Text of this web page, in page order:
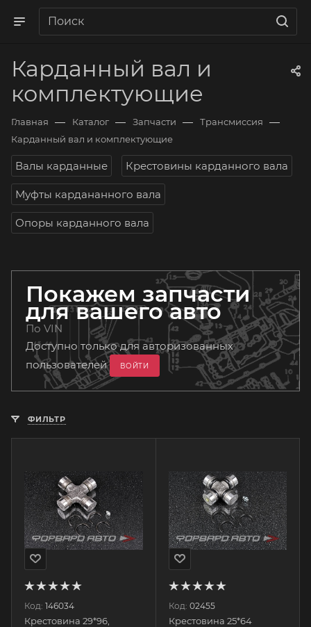
Карданный вал и
комплектующие
Главная — Каталог — Запчасти — Трансмиссия —
Карданный вал и комплектующие
Валы карданные Крестовины карданного вала
Муфты кардананного вала
Опоры карданного вала
Покажем запчасти
для вашего авто
По VIN
Доступно только для авторизованных
пользователей
ВОЙТИ
ФИЛЬТР
Код: 146034
Крестовина 29*96,
Код: 02455
Крестовина 25*64